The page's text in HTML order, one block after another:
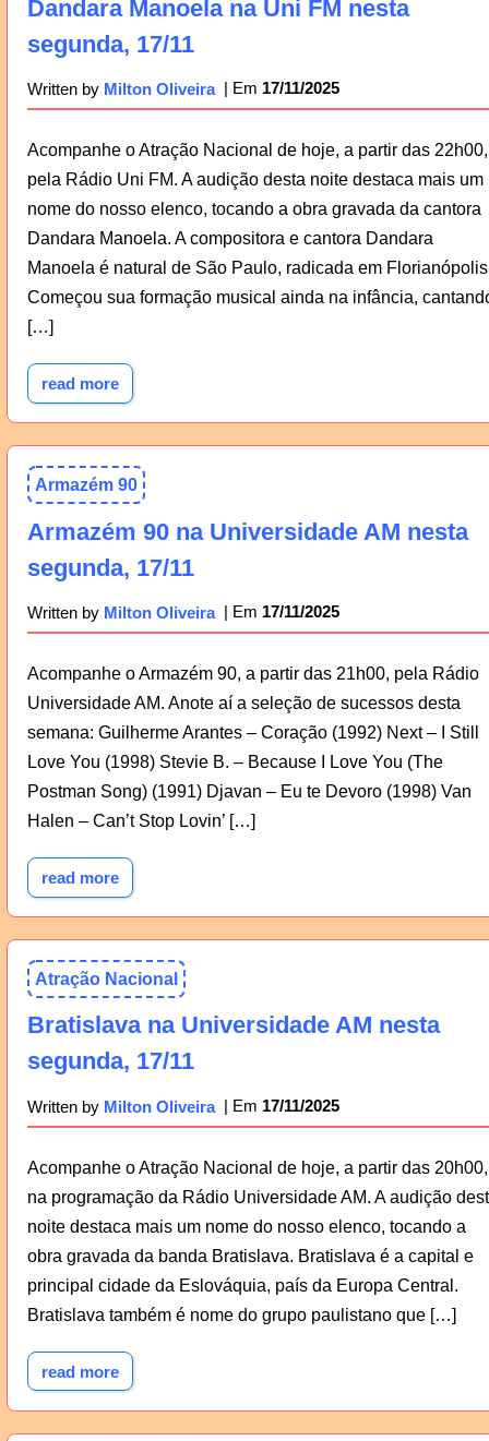
Dandara Manoela na Uni FM nesta
segunda, 17/11
Written by Milton Oliveira 17/11/2025
Acompanhe o Atração Nacional de hoje, a partir das 22h00,
pela Rádio Uni FM. A audição desta noite destaca mais um
nome do nosso elenco, tocando a obra gravada da cantora
Dandara Manoela. A compositora e cantora Dandara
Manoela é natural de São Paulo, radicada em
Começou sua formação musical ainda na infância,
[…]
read more
Armazém 90
Armazém 90 na Universidade AM nesta
segunda, 17/11
Written by Milton Oliveira 17/11/2025
Acompanhe o Armazém 90, a partir das 21h00, pela Rádio
Universidade AM. Anote aí a seleção de sucessos desta
semana: Guilherme Arantes – Coração (1992) Next – I Still
Love You (1998) Stevie B. – Because I Love You (The
Postman Song) (1991) Djavan – Eu te Devoro (1998) Van
Halen – Can’t Stop Lovin’ […]
read more
Atração Nacional
Bratislava na Universidade AM nesta
segunda, 17/11
Written by Milton Oliveira 17/11/2025
Acompanhe o Atração Nacional de hoje, a partir das 20h00,
na programação da Rádio Universidade AM. A audição
noite destaca mais um nome do nosso elenco, tocando a
obra gravada da banda Bratislava. Bratislava é a capital e
principal cidade da Eslováquia, país da Europa Central.
Bratislava também é nome do grupo paulistano que […]
read more